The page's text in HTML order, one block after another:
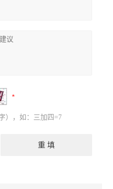
），如：三加四=7